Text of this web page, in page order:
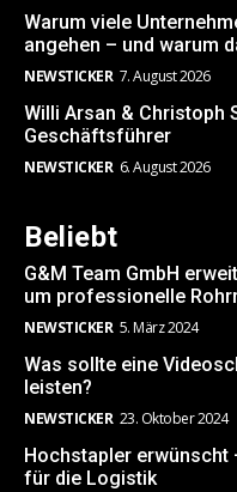
Warum viele
angehen – und warum
NEWSTICKER 7. August 2026
Willi Arsan & Christoph
Geschäftsführer
NEWSTICKER 6. August 2026
Beliebt
G&M Team GmbH
um professionelle
NEWSTICKER 5. März 2024
Was sollte eine
leisten?
NEWSTICKER 23. Oktober 2024
Hochstapler erwünscht
für die Logistik